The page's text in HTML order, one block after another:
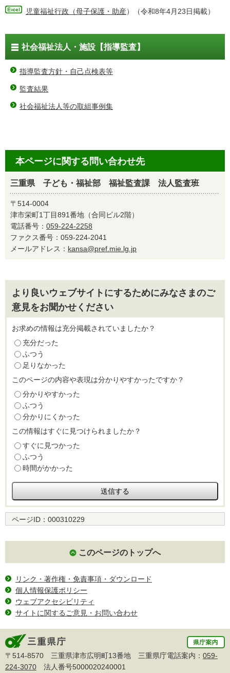
児童福祉行政（母子保護・助産）（令和8年4月23日掲載）
社会福祉法人・施設【指導監査】
指導監査方針・自己点検表等
監査結果
社会福祉法人等の取組事例集
本ページに関する問い合わせ先
三重県 子ども・福祉部 福祉監査課 法人監査班
〒514-0004
津市栄町1丁目891番地（合同ビル2階）
電話番号： 059-224-2258
ファクス番号：059-224-2041
メールアドレス： kansa@pref.mie.lg.jp
より良いウェブサイトにするためにみなさまのご
意見をお聞かせください
お求めの情報は充分掲載されていましたか？
充分だった
ふつう
足りなかった
このページの内容や表現は分かりやすかったですか？
分かりやすかった
ふつう
分かりにくかった
この情報はすぐに見つけられましたか？
すぐに見つかった
ふつう
時間がかかった
ページID： 000310229
このページのトップへ
リンク・著作権・免責事項・ダウンロード
個人情報保護ポリシー
ウェブアクセシビリティ
サイトに関するご意見・お問い合わせ
〒514-8570 三重県津市広明町13番地 三重県庁電話案内： 059-
224-3070 法人番号5000020240001